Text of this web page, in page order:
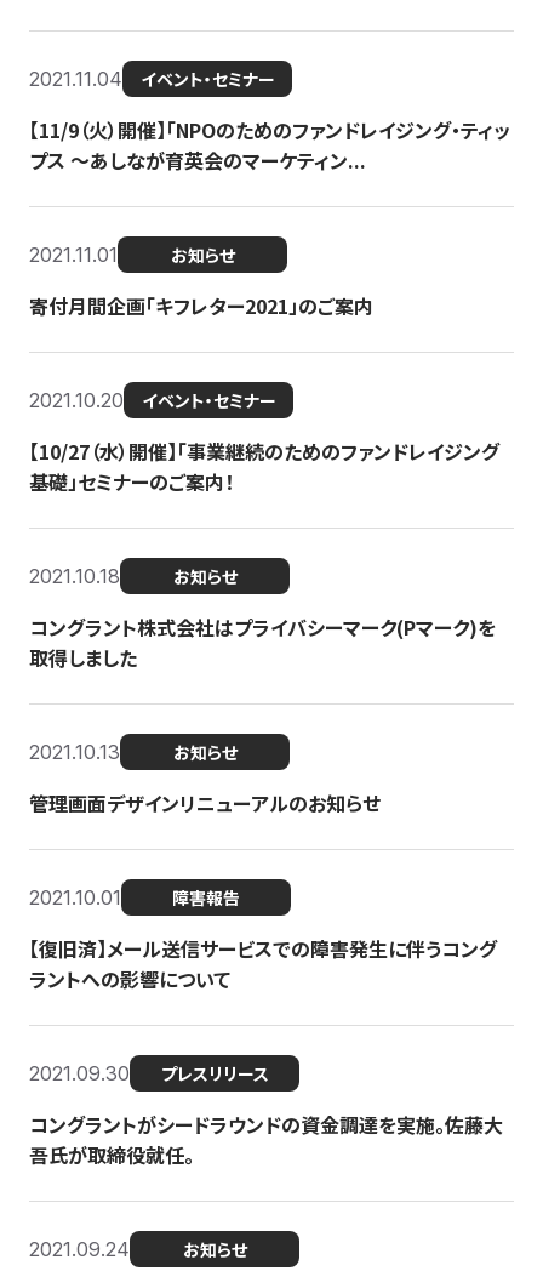
2021.11.04 イベント・セミナー
【11/9（火）開催】「NPOのためのファンドレイジング・ティッ
プス 〜あしなが育英会のマーケティン...
2021.11.01 お知らせ
寄付月間企画「キフレター2021」のご案内
2021.10.20 イベント・セミナー
【10/27（水）開催】「事業継続のためのファンドレイジング
基礎」セミナーのご案内！
2021.10.18 お知らせ
コングラント株式会社はプライバシーマーク(Pマーク)を
取得しました
2021.10.13 お知らせ
管理画面デザインリニューアルのお知らせ
2021.10.01 障害報告
【復旧済】メール送信サービスでの障害発生に伴うコング
ラントへの影響について
2021.09.30 プレスリリース
コングラントがシードラウンドの資金調達を実施。佐藤大
吾氏が取締役就任。
2021.09.24 お知らせ